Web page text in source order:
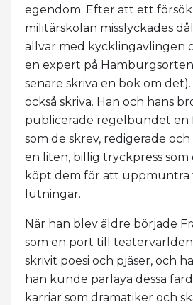
egendom. Efter att ett
militärskolan misslyckades
allvar med kycklingavlingen
en expert på
senare skriva en bok om
också skriva. Han och hans
publicerade regelbundet en
som de skrev, redigerade
en liten, billig tryckpress som
köpt dem för att uppmuntra
lutningar.
När han blev äldre började
som en port till
skrivit poesi och pjäser, och
han kunde parlaya dessa
karriär som dramatiker och